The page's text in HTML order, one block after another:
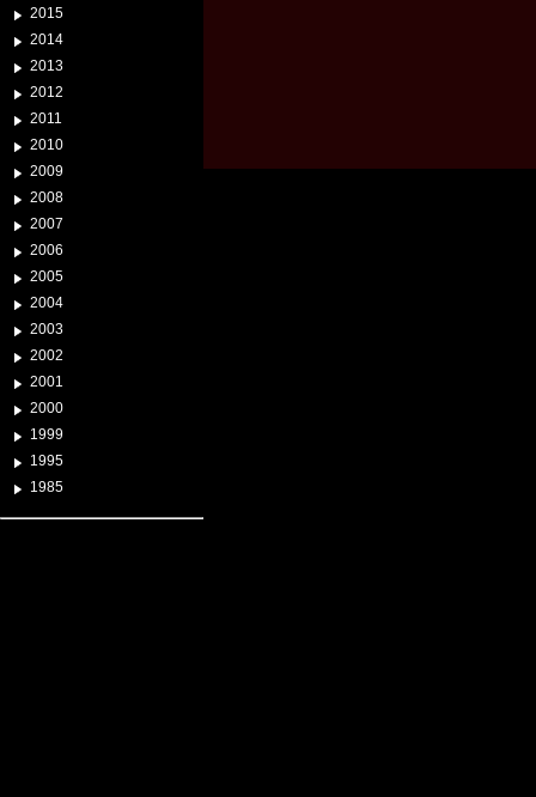
2015
2014
2013
2012
2011
2010
2009
2008
2007
2006
2005
2004
2003
2002
2001
2000
1999
1995
1985